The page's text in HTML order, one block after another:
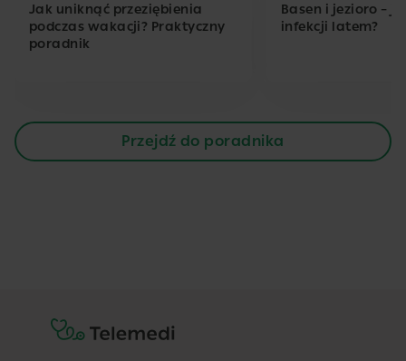
Jak uniknąć przeziębienia
podczas wakacji? Praktyczny
poradnik
Basen i jezioro –
infekcji latem?
Przejdź do poradnika